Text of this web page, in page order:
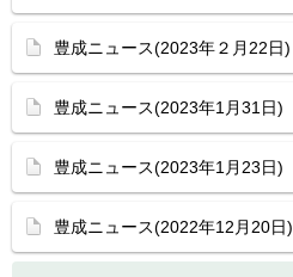
豊成ニュース(2023年２月22日)
豊成ニュース(2023年1月31日)
豊成ニュース(2023年1月23日)
豊成ニュース(2022年12月20日)